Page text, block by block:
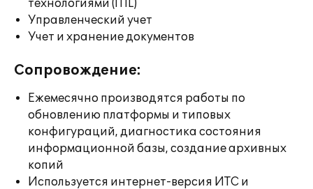
технологиями (ITIL)
Управленческий учет
Учет и хранение документов
Сопровождение:
Ежемесячно производятся работы по
обновлению платформы и типовых
конфигураций, диагностика состояния
информационной базы, создание архивных
копий
Используется интернет-версия ИТС и